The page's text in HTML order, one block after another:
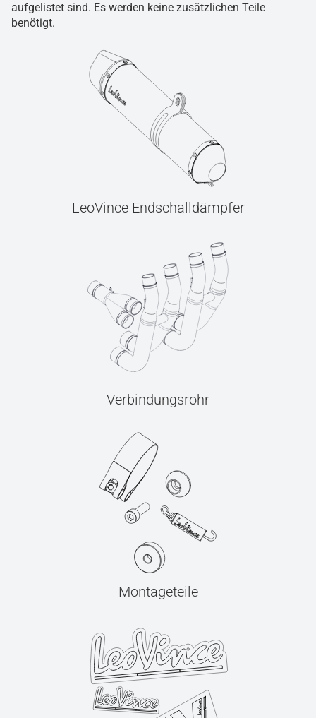
aufgelistet sind. Es werden keine zusätzlichen Teile
benötigt.
LeoVince Endschalldämpfer
Verbindungsrohr
Montageteile